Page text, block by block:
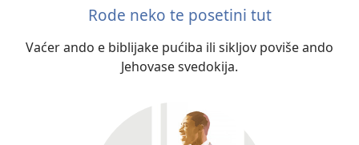
Rode neko te posetini tut
Vaćer ando e biblijake pućiba ili sikljov poviše ando
Jehovase svedokija.